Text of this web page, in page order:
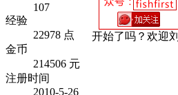
107
经验
22978 点
金币
214506 元
注册时间
2010-5-26
开始了吗？欢迎